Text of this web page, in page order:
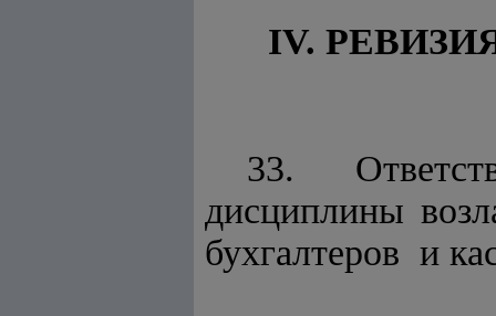
IV.
33.
дисциплины
бухгалтеров и